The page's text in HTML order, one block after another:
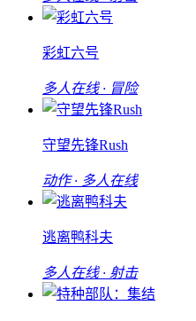
彩虹六号
多人在线 · 冒险
守望先锋Rush
动作 · 多人在线
逃离鸭科夫
多人在线 · 射击